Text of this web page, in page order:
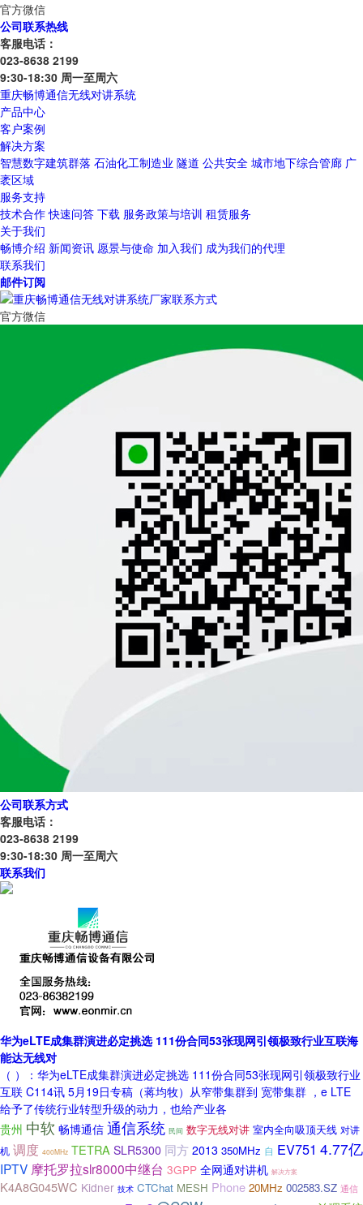
官方微信
公司联系热线
客服电话：
023-8638 2199
9:30-18:30 周一至周六
重庆畅博通信无线对讲系统
产品中心
客户案例
解决方案
智慧数字建筑群落 石油化工制造业 隧道 公共安全 城市地下综合管廊 广
袤区域
服务支持
技术合作 快速问答 下载 服务政策与培训 租赁服务
关于我们
畅博介绍 新闻资讯 愿景与使命 加入我们 成为我们的代理
联系我们
邮件订阅
官方微信
公司联系方式
客服电话：
023-8638 2199
9:30-18:30 周一至周六
联系我们
华为eLTE成集群演进必定挑选 111份合同53张现网引领极致行业互联海
能达无线对
（ ）：华为eLTE成集群演进必定挑选 111份合同53张现网引领极致行业
互联 C114讯 5月19日专稿（蒋均牧）从窄带集群到 宽带集群 ，e LTE
给予了传统行业转型升级的动力，也给产业各
贵州 中软 畅博通信 通信系统 民间 数字无线对讲 室内全向吸顶天线 对讲
机 调度 400MHz TETRA SLR5300 同方 2013 350MHz 自 EV751 4.77亿
IPTV 摩托罗拉slr8000中继台 3GPP 全网通对讲机 解决方案
K4A8G045WC Kidner 技术 CTChat MESH Phone 20MHz 002583.SZ 通信